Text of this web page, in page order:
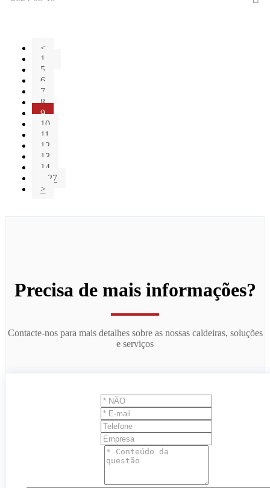
<
1...
5
6
7
8
9
10
11
12
13
14
...27
>
Precisa de mais informações?
Contacte-nos para mais detalhes sobre as nossas caldeiras, soluções
e serviços